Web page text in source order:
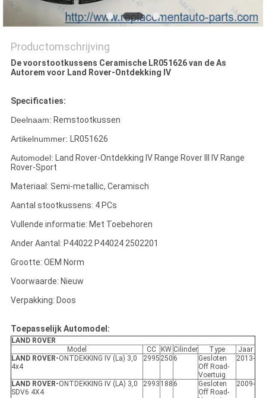
Productomschrijving
De voorstootkussens Ceramische LR051626 van de As
Autorem voor Land Rover-Ontdekking IV
Specificaties:
Deelnaam: Remstootkussen
Artikelnummer: LR051626
Automodel: Land Rover-Ontdekking IV Range Rover III IV Range
Rover-Sport
Materiaal: Semi-metallic, Ceramisch
Aantal stootkussens: 4 PCs
Vullende informatie: Met Toebehoren
Ander Aantal: P44022 P44024 2502201
Grootte: OEM Norm
Voorwaarde: Nieuw
Verpakking: Doos
Toepasselijk Automodel:
LAND ROVER
Model
CC KW Cilinder Type
Jaar
LAND ROVER-ONTDEKKING IV (La) 3,0
4x4
2995 250 6
Gesloten
Off Road-
Voertuig
2013-
LAND ROVER-ONTDEKKING IV (LA) 3,0
SDV6 4X4
2993 188 6
Gesloten
Off Road-
2009-